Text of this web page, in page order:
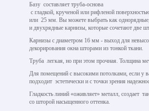
Базу составляет труба-основа
с гладкой, крученой или рифленой
или 25 мм. Вы можете выбрать как
и двухрядные карнизы, которые сочетают две
Карнизы с диаметром 16 мм - выход для
декорирования окна шторами из тонкой ткани.
Труба легкая, но при этом прочная. Толщина
Для помещений с высокими потолками, если у
подходит эстетически и с точки зрения
Гладкость линий «оживляет» металл, создает
со шторой насыщенного оттенка.